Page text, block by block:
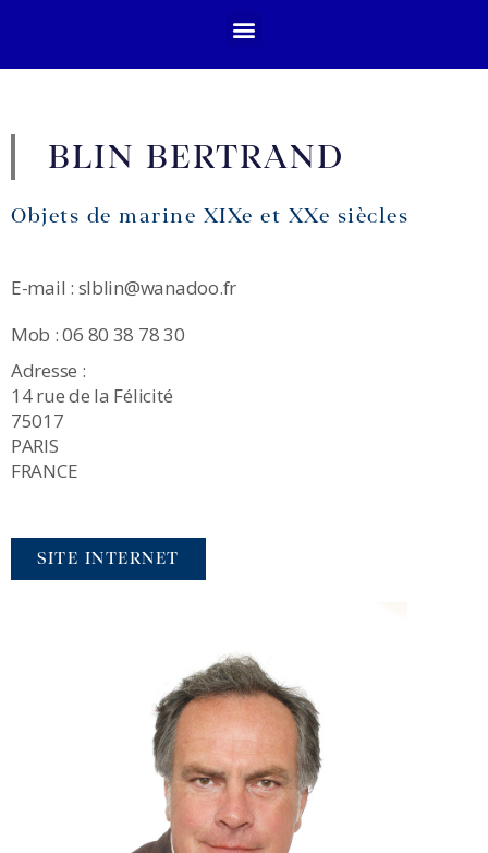
BLIN BERTRAND
Objets de marine XIXe et XXe siècles
E-mail : slblin@wanadoo.fr
Mob : 06 80 38 78 30
Adresse :
14 rue de la Félicité
75017
PARIS
FRANCE
SITE INTERNET